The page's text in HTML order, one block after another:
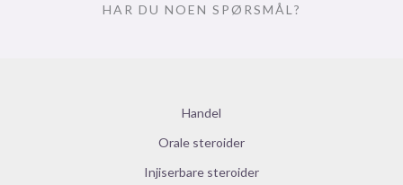
HAR DU NOEN SPØRSMÅL?
Handel
Orale steroider
Injiserbare steroider